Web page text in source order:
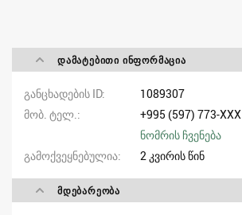
ᲓᲐᲛᲐᲢᲔᲑᲘᲗᲘ ᲘᲜᲤᲝᲠᲛᲐᲪᲘᲐ
განცხადების ID
1089307
მობ. ტელ.
+995 (597) 773-XXX
ნომრის ჩვენება
გამოქვეყნებულია
2 კვირის წინ
ᲛᲓᲔᲑᲐᲠᲔᲝᲑᲐ